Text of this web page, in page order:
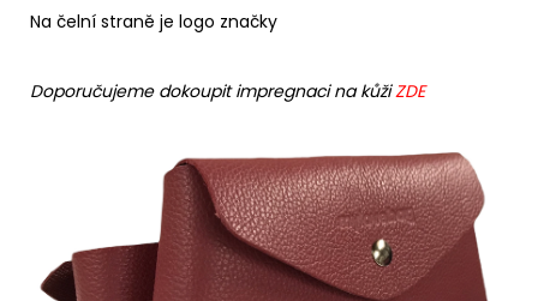
Na čelní straně je logo značky
Doporučujeme dokoupit impregnaci na kůžiZDE